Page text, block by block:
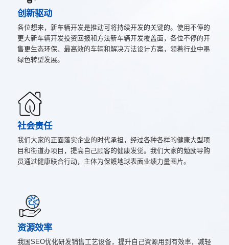
创新驱动
各位想来，新车辆开发是推动可将持续开发的关键的。使用不停的
更大新车辆开发投资回报和方法新车辆开发覆盖面，各位不停的开
售更生态环保、最高效的车辆和解决方法设计方案，领着行业中墨
绿色转型发展。
社会责任
我们大家的正面落实企业的时代承担，经过各种各样的健康大型项
目和街道办项目，提高自己顾客的健康发觉。我们大家的勉励导购
员通过健康联合行动，主体为保護地球表面业绩力量图片。
资源效率
我国SEO优化研发销售工艺设备，提升自己資源用到有效率，减轻